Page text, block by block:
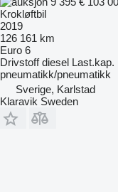
Krokløftbil
2019
126 161 km
Euro 6
Drivstoff diesel Last.kap.
pneumatikk/pneumatikk
Sverige, Karlstad
Klaravik Sweden